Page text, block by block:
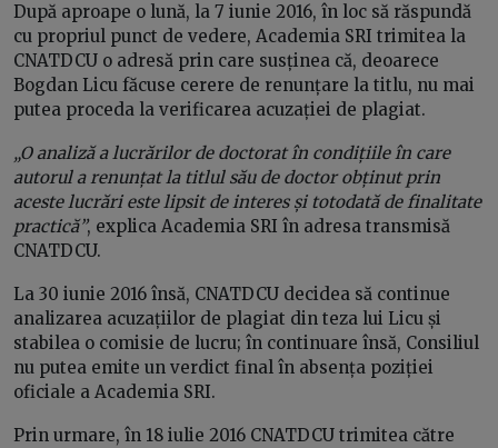
După aproape o lună, la 7 iunie 2016, în loc să răspundă
cu propriul punct de vedere, Academia SRI trimitea la
CNATDCU o adresă prin care susținea că, deoarece
Bogdan Licu făcuse cerere de renunțare la titlu, nu mai
putea proceda la verificarea acuzației de plagiat.
„O analiză a lucrărilor de doctorat în condițiile în care
autorul a renunțat la titlul său de doctor obținut prin
aceste lucrări este lipsit de interes și totodată de finalitate
practică”, explica Academia SRI în adresa transmisă
CNATDCU.
La 30 iunie 2016 însă, CNATDCU decidea să continue
analizarea acuzațiilor de plagiat din teza lui Licu și
stabilea o comisie de lucru; în continuare însă, Consiliul
nu putea emite un verdict final în absența poziției
oficiale a Academia SRI.
Prin urmare, în 18 iulie 2016 CNATDCU trimitea către